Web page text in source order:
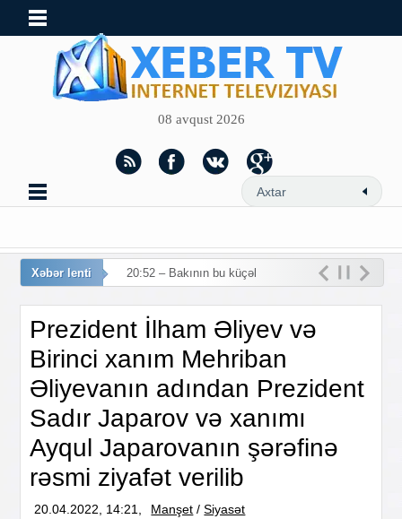
08 avqust 2026
Xəbər lenti 20:52 – Bakının bu küçələrin
Prezident İlham Əliyev və
Birinci xanım Mehriban
Əliyevanın adından Prezident
Sadır Japarov və xanımı
Ayqul Japarovanın şərəfinə
rəsmi ziyafət verilib
20.04.2022, 14:21, Manşet /Siyasət